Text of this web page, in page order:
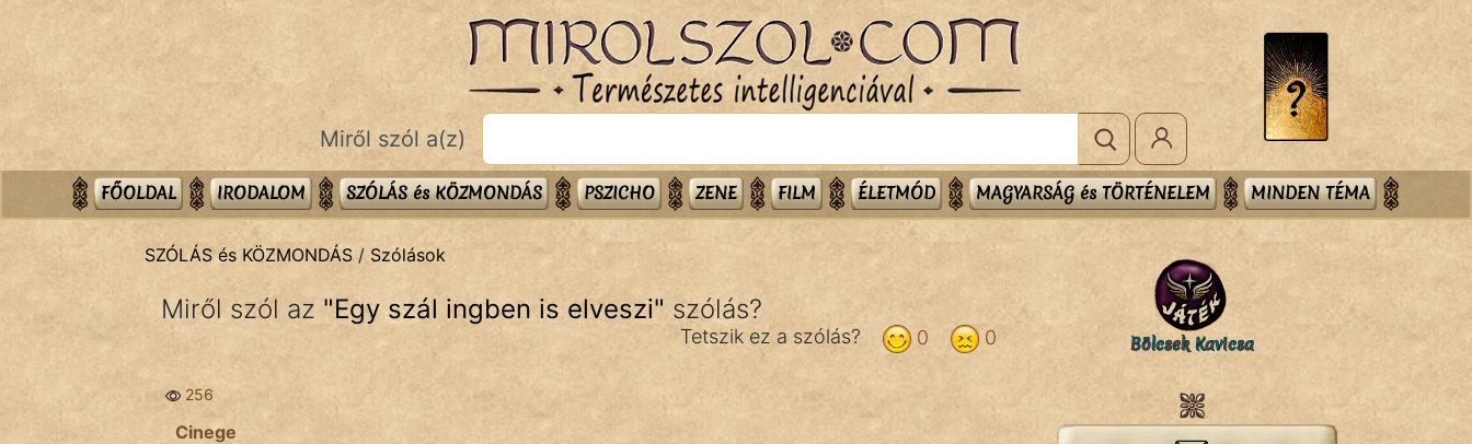
Bibliai
Közmondások
Szóláscsoportok
Miről szól a(z)
FŐOLDAL IRODALOM SZÓLÁS és KÖZMONDÁS PSZICHO ZENE FILM ÉLETMÓD MAGYARSÁG és TÖRTÉNELEM MINDEN TÉMA
SZÓLÁS és KÖZMONDÁS / Szólások
Miről szól az "Egy szál ingben is elveszi" szólás?
0
0
Tetszik ez a szólás?
256
Cinege
Bölcsek Kavicsa